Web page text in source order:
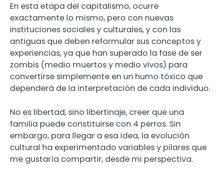
En esta etapa del capitalismo, ocurre
exactamente lo mismo, pero con nuevas
instituciones sociales y culturales, y con las
antiguas que deben reformular sus conceptos y
experiencias, ya que han superado la fase de ser
zombis (medio muertos y medio vivos) para
convertirse simplemente en un humo tóxico que
dependerá de la interpretación de cada individuo.
No es libertad, sino libertinaje, creer que una
familia puede constituirse con 4 perros. Sin
embargo, para llegar a esa idea, la evolución
cultural ha experimentado variables y pilares que
me gustaría compartir, desde mi perspectiva.